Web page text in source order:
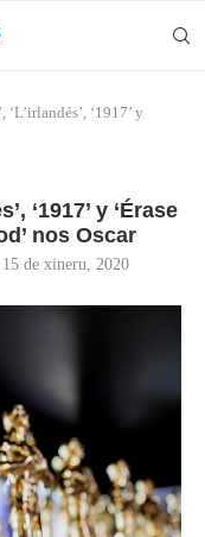
‘1917’ y
‘1917’ y ‘Érase
nos Oscar
15 de xineru, 2020